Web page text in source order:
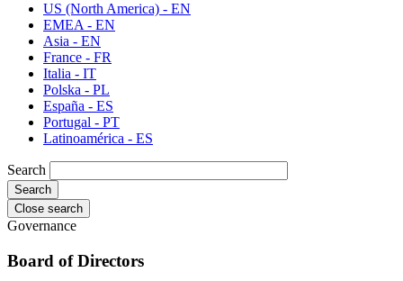
US (North America) - EN
EMEA - EN
Asia - EN
France - FR
Italia - IT
Polska - PL
España - ES
Portugal - PT
Latinoamérica - ES
Search
Close search
Governance
Board of Directors